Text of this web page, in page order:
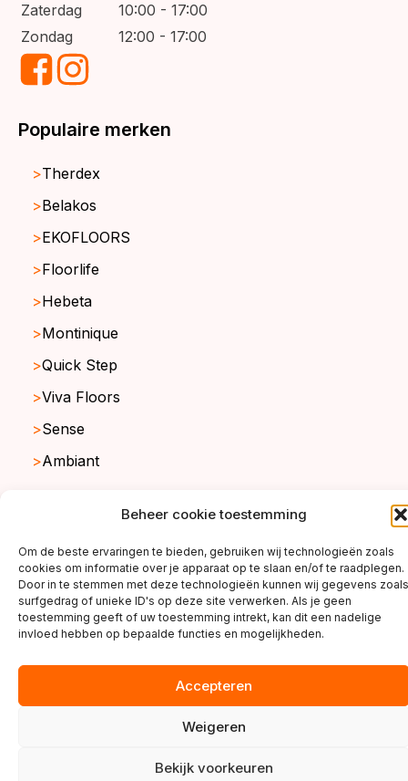
Beheer cookie toestemming
Om de beste ervaringen te bieden, gebruiken wij technologieën zoals
cookies om informatie over je apparaat op te slaan en/of te raadplegen.
Door in te stemmen met deze technologieën kunnen wij gegevens zoals
surfgedrag of unieke ID's op deze site verwerken. Als je geen
toestemming geeft of uw toestemming intrekt, kan dit een nadelige
invloed hebben op bepaalde functies en mogelijkheden.
Accepteren
Weigeren
Bekijk voorkeuren
Zaterdag
10:00 - 17:00
Zondag
12:00 - 17:00
Populaire merken
Therdex
Belakos
EKOFLOORS
Floorlife
Hebeta
Montinique
Quick Step
Viva Floors
Sense
Ambiant